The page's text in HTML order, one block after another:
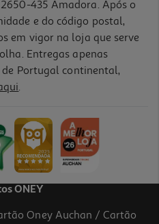
435 Amadora. Após o
e do código postal,
em vigor na loja que serve
Entregas apenas
Portugal continental,
.
ONEY
Oney Auchan / Cartão